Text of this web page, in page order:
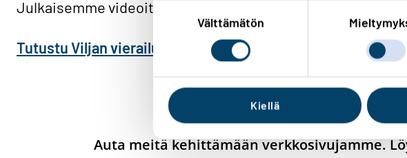
Suostumuksen
Välttämätön
Kiellä
Julkaisemme videoita ja tarinoita sivuillamme, käy
Tutustu Viljan vierailuihin täällä
Auta meitä kehittämään verkkosivujamme.